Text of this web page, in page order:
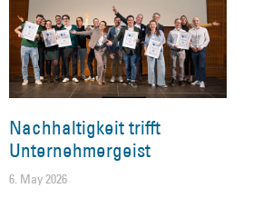
Nachhaltigkeit trifft
Unternehmergeist
6. May 2026